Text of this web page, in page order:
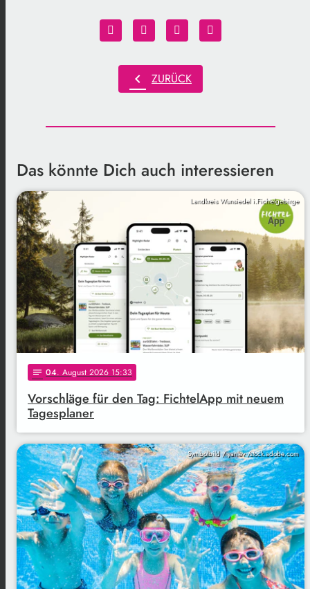
chevron_left ZURÜCK
Das könnte Dich auch interessieren
Landkreis Wunsiedel i.Fichtelgebirge
notes 04. August 2026 15:33
Vorschläge für den Tag: FichtelApp mit neuem
Tagesplaner
Symbolbild / yanlev /stock.adobe.com